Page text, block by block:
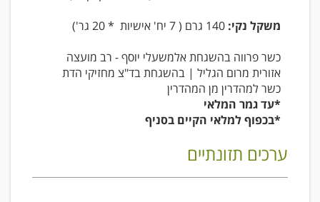
משקל נקי:
כשר פרווה בהשגחת אלמשעלי יוסף - רב מועצה
אזורית מרום הגליל | בהשגחת בד"צ מחזיקי הדת
כשר למהדרין מן המהדרין
*עד גמר המלאי
*בכפוף למלאי הקיים בסניף
ערכים תזונתיים